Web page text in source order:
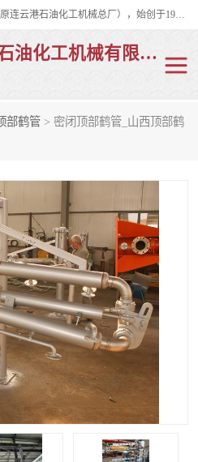
连云港华德石油化工机械有限公司（原连云港石油化工机械总厂），始创于1982年，是从事码头船用流体装卸臂、陆用流体装卸臂（鹤管）、活动梯、钢构平台、定量装车系统等全系列流体装卸设备的设计、制造、销售以及服务的专业供应商。
连云港华德石油化工机械有限公司
顶部鹤管 > 密闭顶部鹤管_山西顶部鹤
液氯鹤管
活动梯
卸车鹤管
输油臂
火车鹤管
顶部鹤管
低温鹤管
鹤管